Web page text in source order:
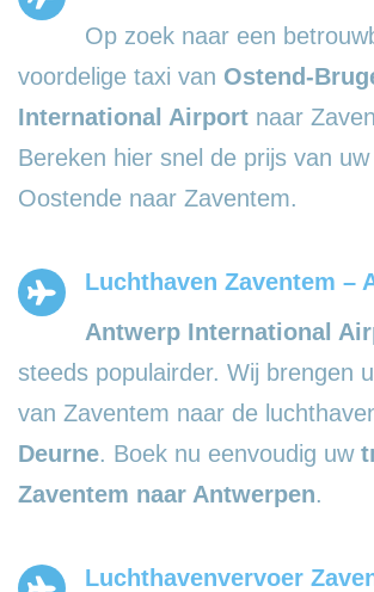
Op zoek naar een
voordelige taxi van Ostend-
International Airport naar
Bereken hier snel de prijs van
Oostende naar Zaventem.
Luchthaven Zaventem –
Antwerp International
steeds populairder. Wij brengen
van Zaventem naar de
Deurne. Boek nu eenvoudig uw
Zaventem naar Antwerpen.
Luchthavenvervoer